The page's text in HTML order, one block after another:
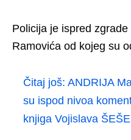
Policija je ispred
Ramovića od kojeg su
Čitaj još: ANDRIJA
su ispod nivoa
knjiga Vojislava